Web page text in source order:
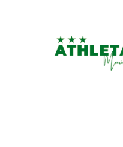
VEJA MAIS